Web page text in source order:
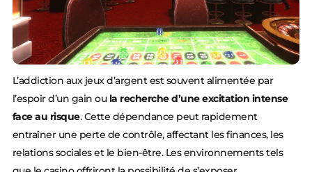
L’addiction aux jeux d’argent est souvent alimentée par
l’espoir d’un gain ou la recherche d’une excitation intense
face au risque. Cette dépendance peut rapidement
entraîner une perte de contrôle, affectant les finances, les
relations sociales et le bien-être. Les environnements tels